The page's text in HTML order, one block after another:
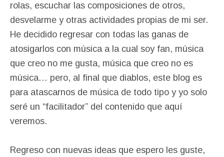
rolas, escuchar las composiciones de otros,
desvelarme y otras actividades propias de mi ser.
He decidido regresar con todas las ganas de
atosigarlos con música a la cual soy fan, música
que creo no me gusta, música que creo no es
música… pero, al final que diablos, este blog es
para atascarnos de música de todo tipo y yo solo
seré un “facilitador” del contenido que aquí
veremos.
Regreso con nuevas ideas que espero les guste,